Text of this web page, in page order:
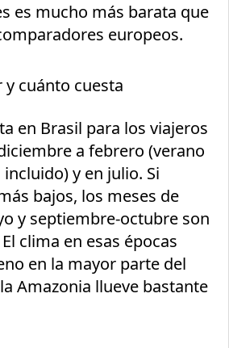
es mucho más barata que
europeos.
y cuánto cuesta
en Brasil para los viajeros
a febrero (verano
y en julio. Si
bajos, los meses de
y septiembre-octubre son
clima en esas épocas
en la mayor parte del
Amazonia llueve bastante